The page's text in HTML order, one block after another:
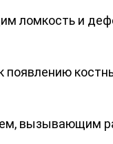
ломкость и
появлению
вызывающим